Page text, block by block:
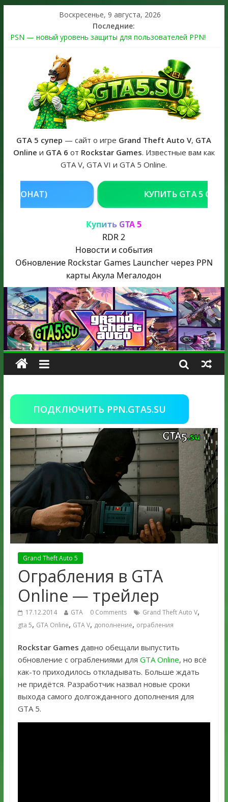
Воскресенье, 9 августа, 2026
Последние:
PSN — новый уровень защиты для пользователей PPN!
The Kortz Center Heist выйдет в GTA Online уже 14 июля
Регистрация в Rockstar Games Social Club ошибка #1.500.7:
как зарегистрировать аккаунт и войти без проблем в 2026
Получайте особые награды в GTA Online по программе
Fine Art Collector
GTA 6 официальная обложка игры и Предзаказ Grand Theft
Auto VI
GTA 5 супер — сайт о игре Grand Theft Auto V, GTA
Online и GTA 6 от Rockstar Games. Известные вам как
GTA V, GTA VI и GTA 5 Online.
GTA 5 ONLINE НА PC
Купить GTA 5
RDR 2
Новости и события
Обновление Rockstar Games Launcher через PPN
карты Акула Мегалодон
ПОДКЛЮЧИТЬ PPN.GTA5.SU
Grand Theft Auto 5
Ограбления в GTA
Online — трейлер
17.12.2014 GTA 0 Comments Grand Theft Auto V,
gta 5, GTA Online, GTA V, дополнение, ограбления
Rockstar Games давно обещали выпустить
обновление с ограблениями для GTA Online, но всё
как-то приходилось откладывать. Больше ждать
не придётся. Разработчик назвал новые сроки
выхода самого долгожданного дополнения для
GTA 5.